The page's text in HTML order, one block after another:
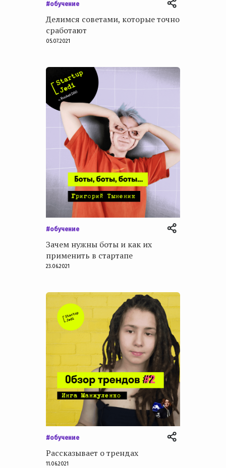
#обучение
Делимся советами, которые точно
сработают
05.07.2021
#обучение
Зачем нужны боты и как их
применить в стартапе
23.06.2021
#обучение
Рассказывает о трендах
11.06.2021